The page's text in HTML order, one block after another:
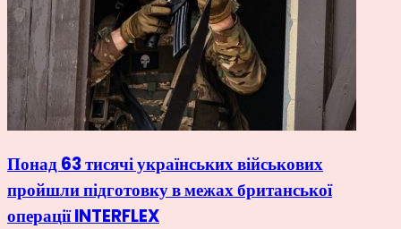
Понад 63 тисячі українських військових
пройшли підготовку в межах британської
операції INTERFLEX